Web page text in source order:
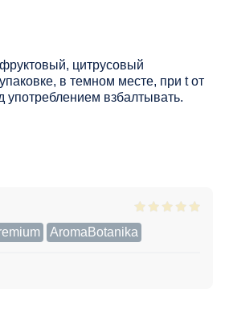
цитрусовый
в темном месте, при t от
употреблением взбалтывать.
AromaBotanika